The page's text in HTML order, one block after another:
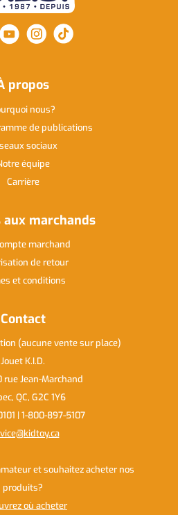
propos
nous
de publications
sociaux
équipe
Carrière
aux marchands
marchand
de retour
et conditions
Contact
(aucune vente sur place)
Jouet K.I.D.
rue Jean-Marchand
QC, G2C 1Y6
| 1-800-897-5107
et souhaitez acheter nos
produits
où acheter